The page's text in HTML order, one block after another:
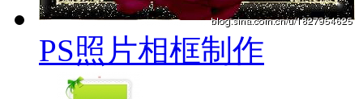
PS照片相框制作